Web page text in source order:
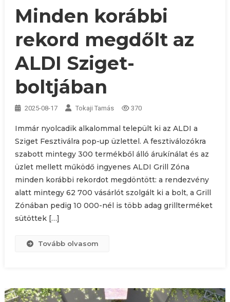
Minden korábbi
rekord megdőlt az
ALDI Sziget-
boltjában
2025-08-17 Tokaji Tamás 370
Immár nyolcadik alkalommal települt ki az ALDI a
Sziget Fesztiválra pop-up üzlettel. A fesztiválozókra
szabott mintegy 300 termékből álló árukínálat és az
üzlet mellett működő ingyenes ALDI Grill Zóna
minden korábbi rekordot megdöntött: a rendezvény
alatt mintegy 62 700 vásárlót szolgált ki a bolt, a Grill
Zónában pedig 10 000-nél is több adag grillterméket
sütöttek […]
Tovább olvasom